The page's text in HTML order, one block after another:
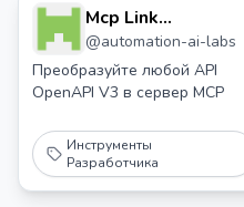
Mcp Link
Преобразовать
любой Openapi V3
API в сервер Mcp
@automation-ai-labs
Преобразуйте любой API
OpenAPI V3 в сервер MCP
Инструменты
Разработчика